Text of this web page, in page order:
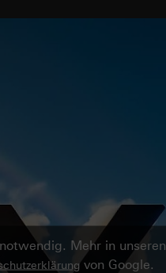
Mehr in unseren
von Google.